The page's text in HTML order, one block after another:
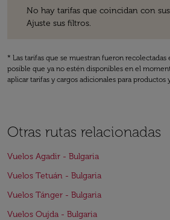
No hay tarifas que coincidan con
Ajuste sus filtros.
* Las tarifas que se muestran fueron recolectadas
posible que ya no estén disponibles en el
aplicar tarifas y cargos adicionales para productos
Otras rutas relacionadas
Vuelos Agadir - Bulgaria
Vuelos Tetuán - Bulgaria
Vuelos Tánger - Bulgaria
Vuelos Oujda - Bulgaria